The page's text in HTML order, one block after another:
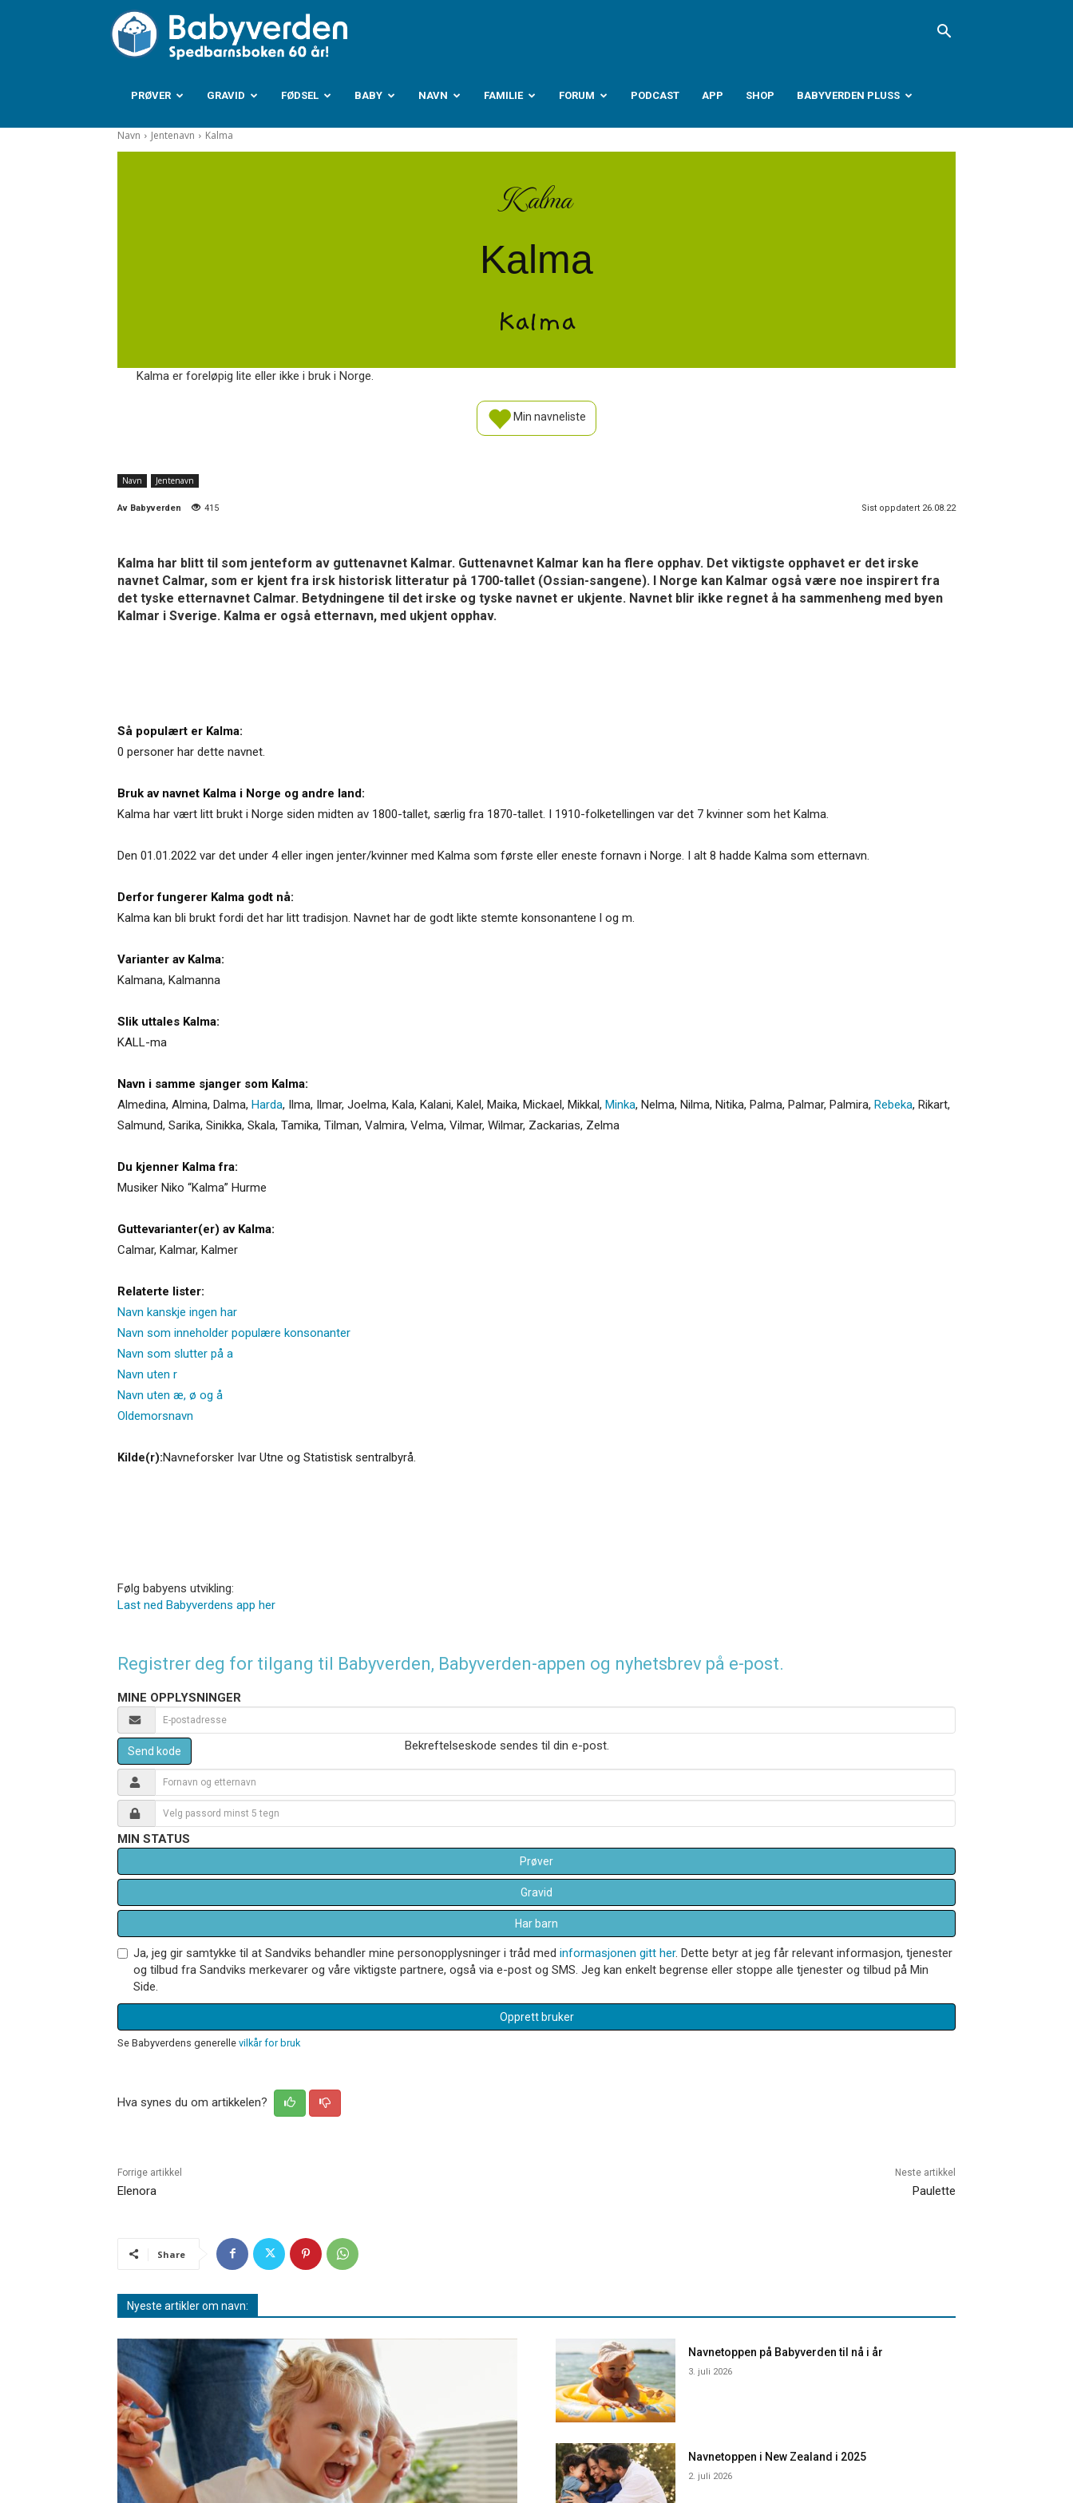
Babyverden.no
PRØVER GRAVID FØDSEL BABY NAVN FAMILIE FORUM PODCAST APP SHOP BABYVERDEN PLUSS
Navn Jentenavn Kalma
Kalma
Kalma
Kalma
Kalma er foreløpig lite eller ikke i bruk i Norge.
Min navneliste
Navn Jentenavn
Av Babyverden 415 Sist oppdatert 26.08.22
Kalma har blitt til som jenteform av guttenavnet Kalmar. Guttenavnet Kalmar kan ha flere opphav. Det viktigste opphavet er det irske
navnet Calmar, som er kjent fra irsk historisk litteratur på 1700-tallet (Ossian-sangene). I Norge kan Kalmar også være noe inspirert fra
det tyske etternavnet Calmar. Betydningene til det irske og tyske navnet er ukjente. Navnet blir ikke regnet å ha sammenheng med byen
Kalmar i Sverige. Kalma er også etternavn, med ukjent opphav.
Så populært er Kalma:
0 personer har dette navnet.
Bruk av navnet Kalma i Norge og andre land:
Kalma har vært litt brukt i Norge siden midten av 1800-tallet, særlig fra 1870-tallet. I 1910-folketellingen var det 7 kvinner som het Kalma.
Den 01.01.2022 var det under 4 eller ingen jenter/kvinner med Kalma som første eller eneste fornavn i Norge. I alt 8 hadde Kalma som etternavn.
Derfor fungerer Kalma godt nå:
Kalma kan bli brukt fordi det har litt tradisjon. Navnet har de godt likte stemte konsonantene l og m.
Varianter av Kalma:
Kalmana, Kalmanna
Slik uttales Kalma:
KALL-ma
Navn i samme sjanger som Kalma:
Almedina, Almina, Dalma, Harda, Ilma, Ilmar, Joelma, Kala, Kalani, Kalel, Maika, Mickael, Mikkal, Minka, Nelma, Nilma, Nitika, Palma, Palmar, Palmira, Rebeka, Rikart,
Salmund, Sarika, Sinikka, Skala, Tamika, Tilman, Valmira, Velma, Vilmar, Wilmar, Zackarias, Zelma
Du kjenner Kalma fra:
Musiker Niko “Kalma” Hurme
Guttevarianter(er) av Kalma:
Calmar, Kalmar, Kalmer
Relaterte lister:
Navn kanskje ingen har
Navn som inneholder populære konsonanter
Navn som slutter på a
Navn uten r
Navn uten æ, ø og å
Oldemorsnavn
Kilde(r):Navneforsker Ivar Utne og Statistisk sentralbyrå.
Følg babyens utvikling:
Last ned Babyverdens app her
Registrer deg for tilgang til Babyverden, Babyverden-appen og nyhetsbrev på e-post.
MINE OPPLYSNINGER
Send kode Bekreftelseskode sendes til din e-post.
MIN STATUS
Prøver
Gravid
Har barn
Ja, jeg gir samtykke til at Sandviks behandler mine personopplysninger i tråd med informasjonen gitt her. Dette betyr at jeg får relevant informasjon, tjenester
og tilbud fra Sandviks merkevarer og våre viktigste partnere, også via e-post og SMS. Jeg kan enkelt begrense eller stoppe alle tjenester og tilbud på Min
Side.
Opprett bruker
Se Babyverdens generelle vilkår for bruk
Hva synes du om artikkelen?
Forrige artikkel
Elenora
Neste artikkel
Paulette
Share
Nyeste artikler om navn:
Navnetoppen på Babyverden til nå i år
3. juli 2026
Navnetoppen i New Zealand i 2025
2. juli 2026